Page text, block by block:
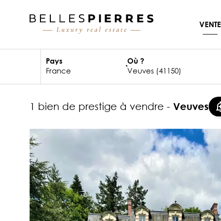
VENTE
Pays Où ?
1 bien de prestige à vendre - Veuves